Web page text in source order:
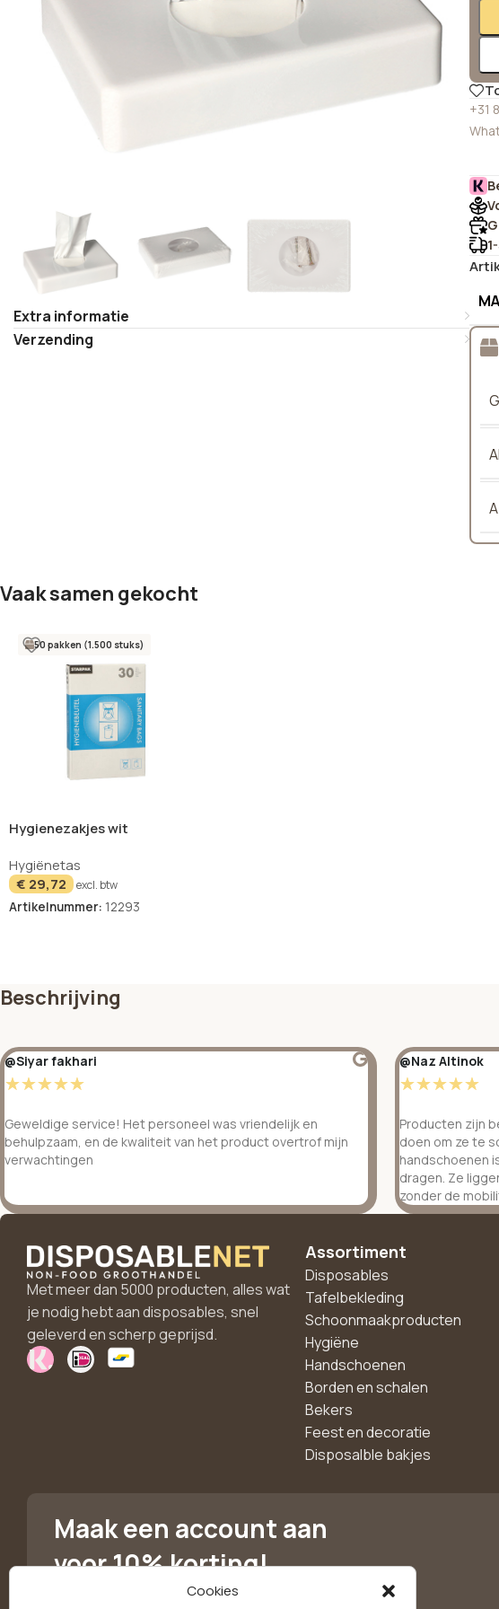
Cookies
Extra informatie
Verzending
+31
Vaak samen gekocht
50 pakken (1.500 stuks)
Hygienezakjes wit
Hygiënetas
€ 29,72 excl. btw
Artikelnummer: 12293
Beschrijving
@Siyar fakhari
☆☆☆☆☆
Geweldige service! Het personeel was vriendelijk en
behulpzaam, en de kwaliteit van het product overtrof mijn
verwachtingen
@Naz Altinok
☆☆☆☆☆
Producten zijn
doen om ze te
handschoenen
dragen. Ze
zonder de
Met meer dan 5000 producten, alles wat
je nodig hebt aan disposables, snel
geleverd en scherp geprijsd.
Assortiment
Disposables
Tafelbekleding
Schoonmaakproducten
Hygiëne
Handschoenen
Borden en schalen
Bekers
Feest en decoratie
Disposalble bakjes
Maak een account aan
voor 10% korting!
Blijf als eerste op de hoogte van exclusieve